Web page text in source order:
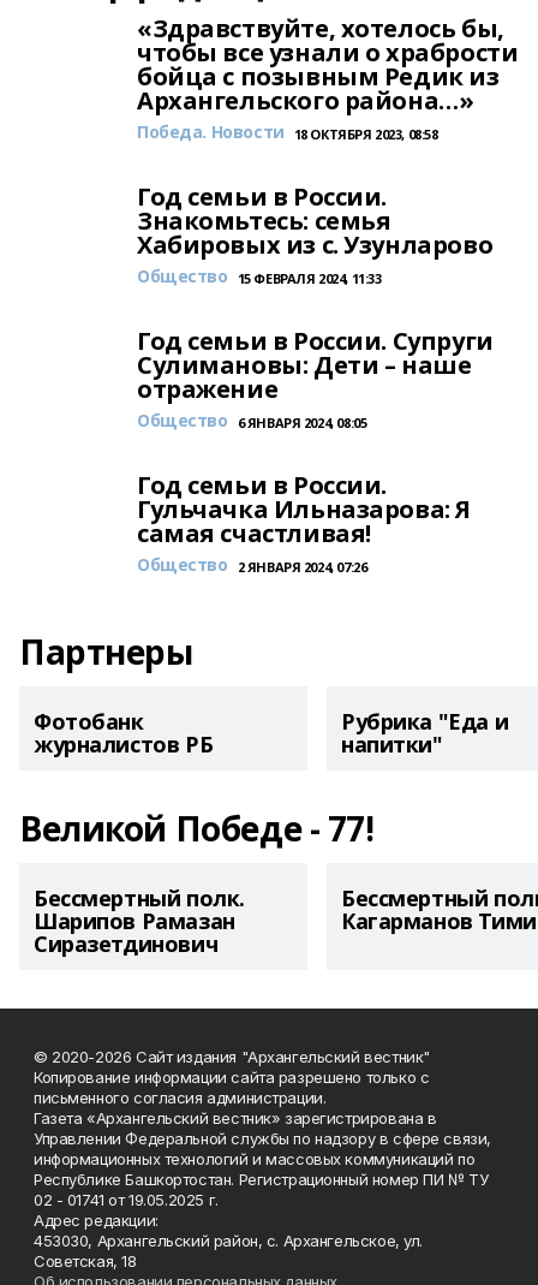
«Здравствуйте, хотелось бы,
чтобы все узнали о храбрости
бойца с позывным Редик из
Архангельского района…»
Победа. Новости 18 ОКТЯБРЯ 2023, 08:58
Год семьи в России.
Знакомьтесь: семья
Хабировых из с. Узунларово
Общество 15 ФЕВРАЛЯ 2024, 11:33
Год семьи в России. Супруги
Сулимановы: Дети – наше
отражение
Общество 6 ЯНВАРЯ 2024, 08:05
Год семьи в России.
Гульчачка Ильназарова: Я
самая счастливая!
Общество 2 ЯНВАРЯ 2024, 07:26
Партнеры
Фотобанк
журналистов РБ
Рубрика "Еда и
напитки"
Великой Победе - 77!
Бессмертный полк.
Шарипов Рамазан
Сиразетдинович
Бессмертный
Кагарманов
© 2020-2026 Сайт издания "Архангельский вестник"
Копирование информации сайта разрешено только с
письменного согласия администрации.
Газета «Архангельский вестник» зарегистрирована в
Управлении Федеральной службы по надзору в сфере связи,
информационных технологий и массовых коммуникаций по
Республике Башкортостан. Регистрационный номер ПИ № ТУ
02 - 01741 от 19.05.2025 г.
Адрес редакции:
453030, Архангельский район, с. Архангельское, ул.
Советская, 18